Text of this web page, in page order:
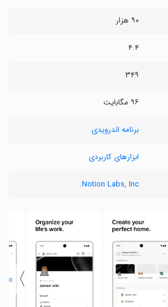
۹۰ هزار
۴.۴
۳۴۹
۹۶ مگابایت
برنامه اندرویدی
ابزارهای کاربردی
Notion Labs, Inc.
〉